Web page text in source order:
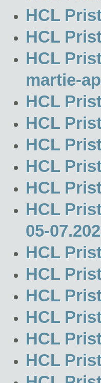
HCL
HCL
HCL
martie-
HCL
HCL
HCL
HCL
HCL
HCL
05-
HCL
HCL
HCL
HCL
HCL
HCL